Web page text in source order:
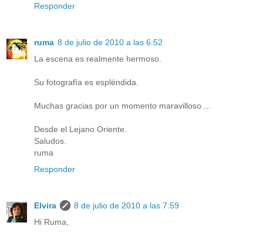
Responder
ruma 8 de julio de 2010 a las 6:52
La escena es realmente hermoso.
Su fotografía es espléndida.
Muchas gracias por un momento maravilloso ...
Desde el Lejano Oriente.
Saludos.
ruma
Responder
Elvira
8 de julio de 2010 a las 7:59
Hi Ruma,